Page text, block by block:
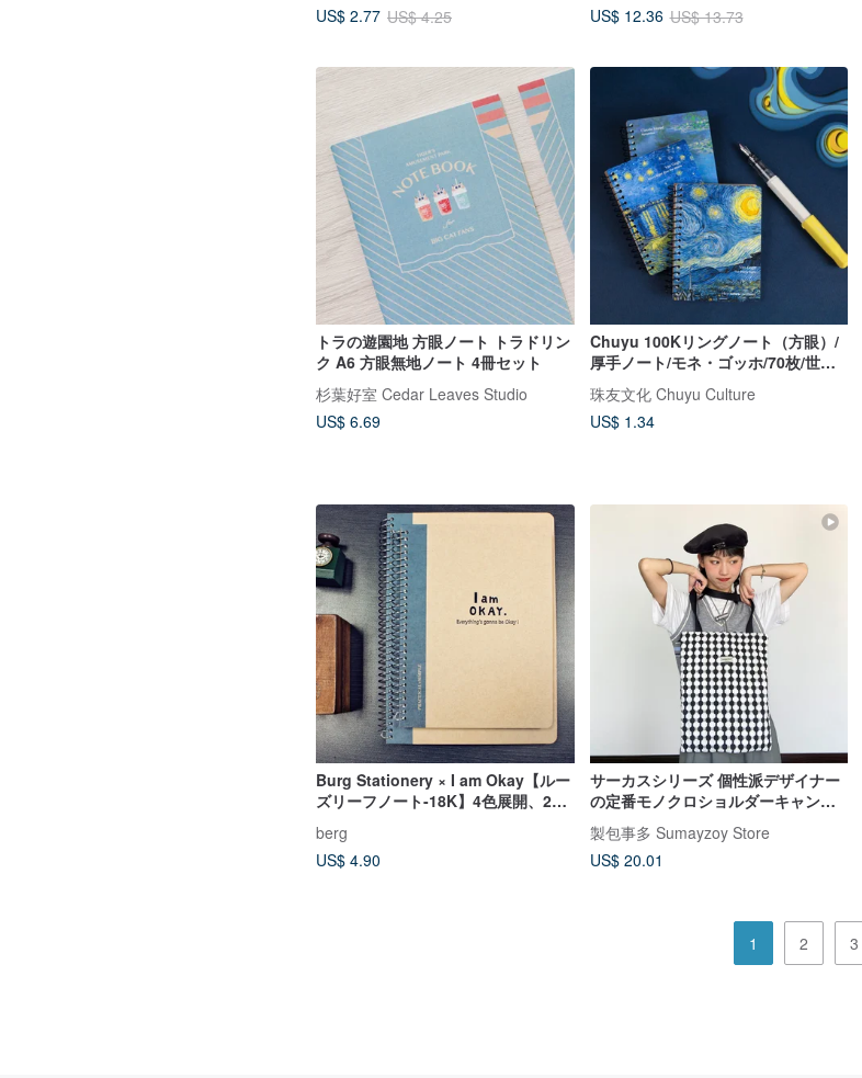
US$ 2.77 US$ 4.25
US$ 12.36 US$ 13.73
トラの遊園地 方眼ノート トラドリン
ク A6 方眼無地ノート 4冊セット
杉葉好室 Cedar Leaves Studio
US$ 6.69
Chuyu 100Kリングノート（方眼）/
厚手ノート/モネ・ゴッホ/70枚/世界
名画
珠友文化 Chuyu Culture
US$ 1.34
Burg Stationery × I am Okay【ルー
ズリーフノート-18K】4色展開、2種
berg
US$ 4.90
サーカスシリーズ 個性派デザイナー
の定番モノクロショルダーキャンバ
スバッグ チェッカーボード柄ブラッ
ク
製包事多 Sumayzoy Store
US$ 20.01
1 2 3